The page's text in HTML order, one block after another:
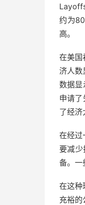
约为
高。
在美国
济人数
数据显
申请
了经济
在经过
要减
备。一
在这种
充裕的